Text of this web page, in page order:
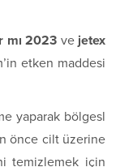
mı 2023 ve jetex
etken maddesi
yaparak bölgesl
önce cilt üzerine
temizlemek için